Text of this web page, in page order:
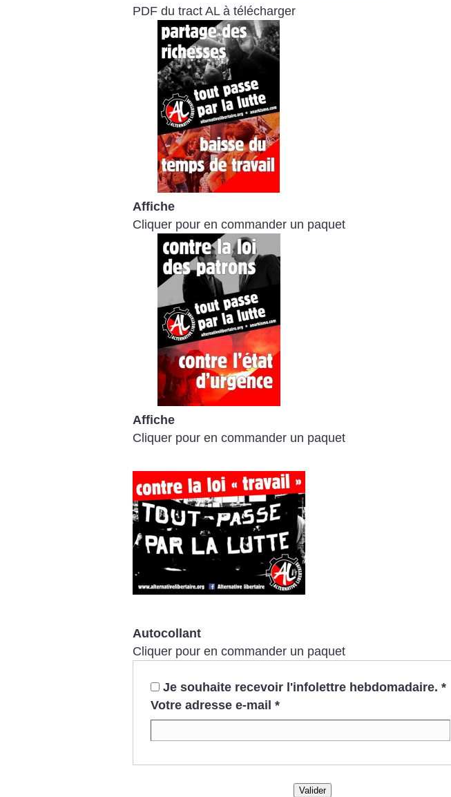
PDF du tract AL à télécharger
Affiche
Cliquer pour en commander un paquet
Affiche
Cliquer pour en commander un paquet
Autocollant
Cliquer pour en commander un paquet
Je souhaite recevoir l'infolettre hebdomadaire. *
Votre adresse e-mail *
Valider